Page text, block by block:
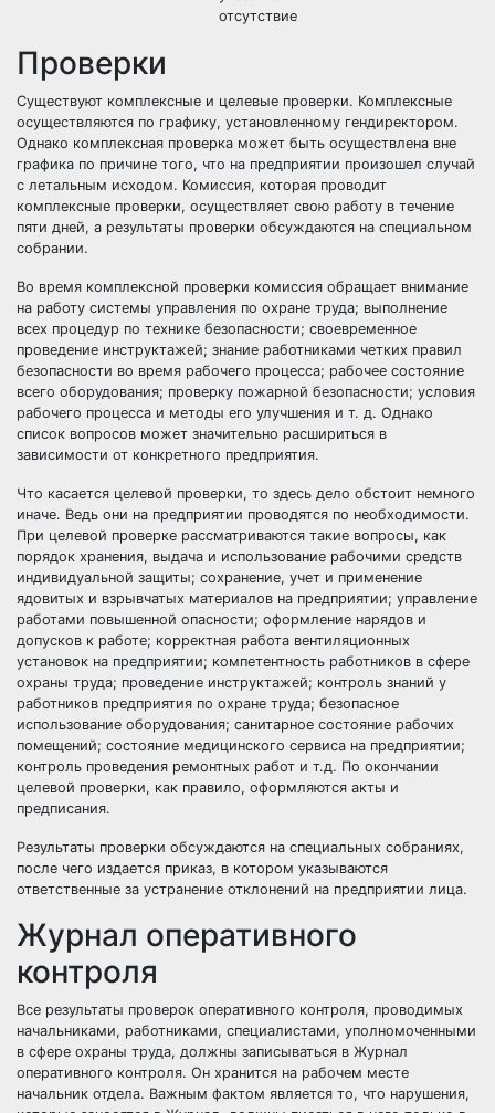
отсутствие
Проверки
Существуют комплексные и целевые проверки. Комплексные
осуществляются по графику, установленному гендиректором.
Однако комплексная проверка может быть осуществлена вне
графика по причине того, что на предприятии произошел случай
с летальным исходом. Комиссия, которая проводит
комплексные проверки, осуществляет свою работу в течение
пяти дней, а результаты проверки обсуждаются на специальном
собрании.
Во время комплексной проверки комиссия обращает внимание
на работу системы управления по охране труда; выполнение
всех процедур по технике безопасности; своевременное
проведение инструктажей; знание работниками четких правил
безопасности во время рабочего процесса; рабочее состояние
всего оборудования; проверку пожарной безопасности; условия
рабочего процесса и методы его улучшения и т. д. Однако
список вопросов может значительно расшириться в
зависимости от конкретного предприятия.
Что касается целевой проверки, то здесь дело обстоит немного
иначе. Ведь они на предприятии проводятся по необходимости.
При целевой проверке рассматриваются такие вопросы, как
порядок хранения, выдача и использование рабочими средств
индивидуальной защиты; сохранение, учет и применение
ядовитых и взрывчатых материалов на предприятии; управление
работами повышенной опасности; оформление нарядов и
допусков к работе; корректная работа вентиляционных
установок на предприятии; компетентность работников в сфере
охраны труда; проведение инструктажей; контроль знаний у
работников предприятия по охране труда; безопасное
использование оборудования; санитарное состояние рабочих
помещений; состояние медицинского сервиса на предприятии;
контроль проведения ремонтных работ и т.д. По окончании
целевой проверки, как правило, оформляются акты и
предписания.
Результаты проверки обсуждаются на специальных собраниях,
после чего издается приказ, в котором указываются
ответственные за устранение отклонений на предприятии лица.
Журнал оперативного
контроля
Все результаты проверок оперативного контроля, проводимых
начальниками, работниками, специалистами, уполномоченными
в сфере охраны труда, должны записываться в Журнал
оперативного контроля. Он хранится на рабочем месте
начальник отдела. Важным фактом является то, что нарушения,